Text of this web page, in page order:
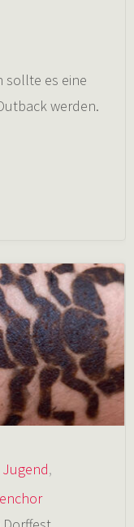
sollte es eine
werden.
Jugend,